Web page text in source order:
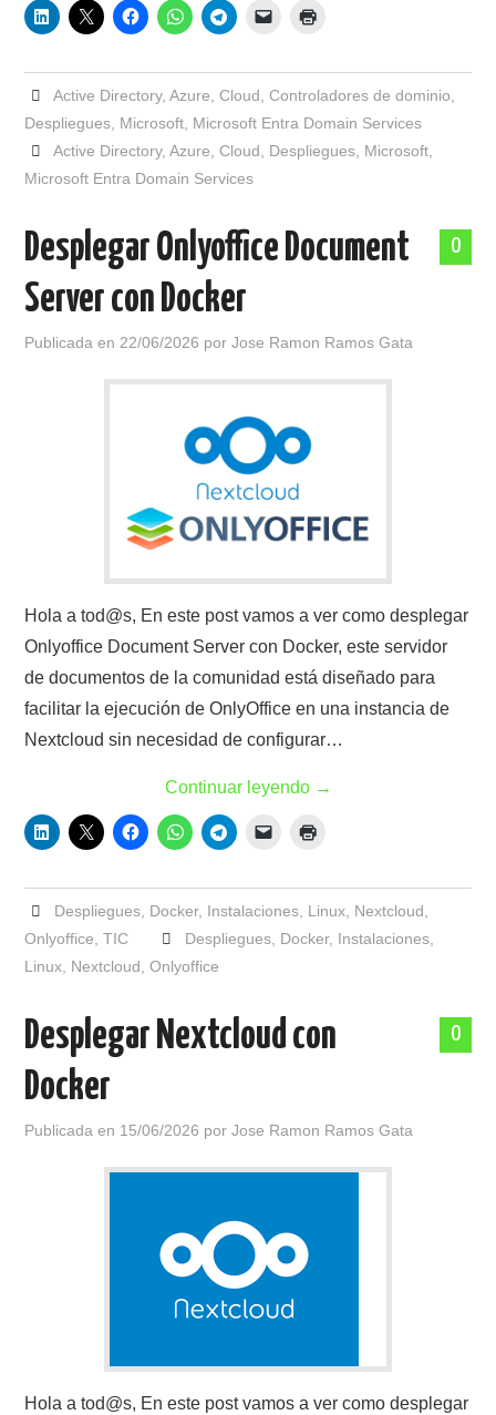
Active Directory, Azure Cloud Controladores de dominio
Despliegues Microsoft Microsoft Entra Domain Services
Active Directory, Azure Cloud Despliegues, Microsoft,
Microsoft Entra Domain Services
0
Desplegar Onlyoffice Document
Server con Docker
Publicada en 22/06/2026 porJose Ramon Ramos Gata
Hola a tod@s, En este post vamos a ver como desplegar
Onlyoffice Document Server con Docker, este servidor
de documentos de la comunidad está diseñado para
facilitar la ejecución de OnlyOffice en una instancia de
Nextcloud sin necesidad de configurar…
Continuar leyendo →
Despliegues, Docker, Instalaciones, Linux, Nextcloud
Onlyoffice ,TIC Despliegues, Docker, Instalaciones,
Linux Nextcloud ,Onlyoffice
0
Desplegar Nextcloud con
Docker
Publicada en 15/06/2026 porJose Ramon Ramos Gata
Hola a tod@s, En este post vamos a ver como desplegar